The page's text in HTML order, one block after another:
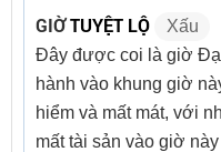
GIỜTUYỆT LỘ
Xấu
Đây được coi là giờ
hành vào khung giờ
hiểm và mất mát, với
mất tài sản vào giờ